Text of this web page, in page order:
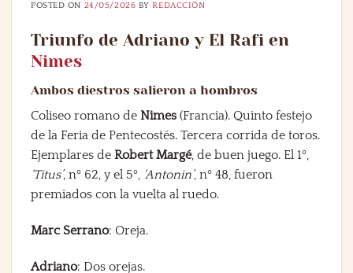
POSTED ON 24/05/2026 BYREDACCIÓN
Triunfo de Adriano y El Rafi en
Nimes
Ambos diestros salieron a hombros
Coliseo romano de Nimes (Francia). Quinto festejo
de la Feria de Pentecostés. Tercera corrida de toros.
Ejemplares de Robert Margé, de buen juego. El 1º,
‘Titus’, nº 62, y el 5º, ‘Antonin’, nº 48, fueron
premiados con la vuelta al ruedo.
Marc Serrano: Oreja.
Adriano: Dos orejas.